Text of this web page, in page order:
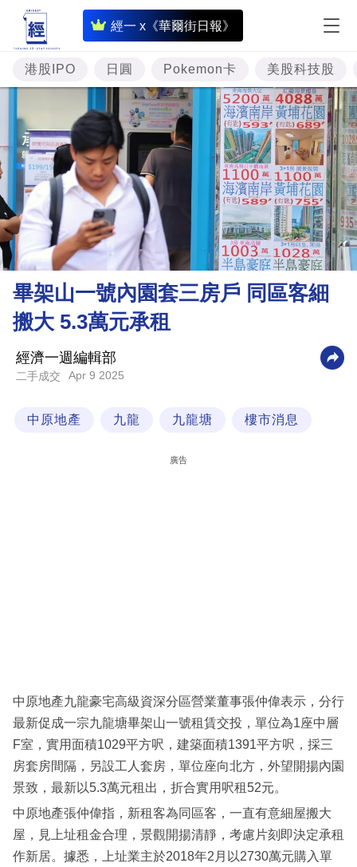
經一 x《華爾街日報》
即
時
財
經
專
題
投
資
樓
市
理
財
商
業
科
區
港股IPO 日圓 Pokemon卡 美股科技股
畢架山一號內園套三房戶 同區客細
搬大 5.3萬元承租
經濟一週編輯部
二手成交 Apr 9 2025
中原地產 九龍 九龍塘 樓市消息
廣告
中原地產九龍豪宅高級資深分區營業董事張仲偉表示，分行
最新促成一宗九龍塘畢架山一號租賃交投，單位為1座中層
F室，實用面積1029平方呎，建築面積1391平方呎，採三
房套房間隔，另設工人套房，單位座向北方，外望開揚內園
景致，最新以5.3萬元租出，折合實用呎租52元。
中原地產張仲偉指，新租客為同區客，一直有意細屋搬大
屋，見上址租金合理，景觀開揚清靜，考慮片刻即決定承租
作新居。據悉，上址業主於2018年2月以2730萬元購入單